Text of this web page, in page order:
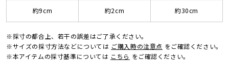
約9cm 約2cm 約30cm
※採寸の都合上、若干の誤差はご了承ください。
※サイズの採寸方法などについては ご購入時の注意点 をご確認ください。
※本アイテムの採寸基準については こちら をご確認ください。